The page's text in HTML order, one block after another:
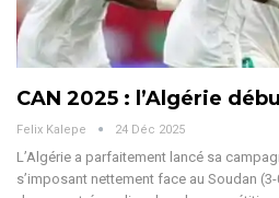
CAN 2025 : l’Algérie
Felix Kalepe 24 Déc 2025
L’Algérie a parfaitement lancé sa
s’imposant nettement face au Soudan